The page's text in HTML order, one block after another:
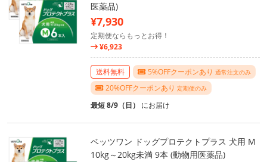
医薬品)
¥7,930
定期便ならもっとお得！
¥6,923
送料無料 5%OFFクーポンあり 通常注文のみ
20%OFFクーポンあり 定期便のみ
最短 8/9（日） にお届け
ベッツワン ドッグプロテクトプラス 犬用 M
10kg～20kg未満 9本 (動物用医薬品)